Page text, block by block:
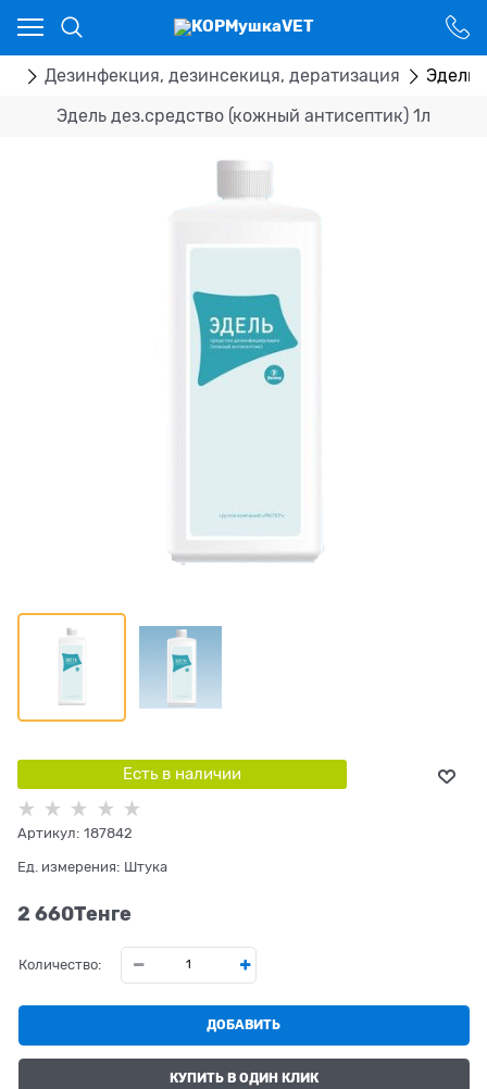
Дезинфекция, дезинсекиця, дератизация Эдель
Эдель дез.средство (кожный антисептик) 1л
Есть в наличии
Артикул: 187842
Ед. измерения: Штука
2 660Tенге
Количество:
ДОБАВИТЬ
КУПИТЬ В ОДИН КЛИК
Ваш город - Костанай,
угадали?